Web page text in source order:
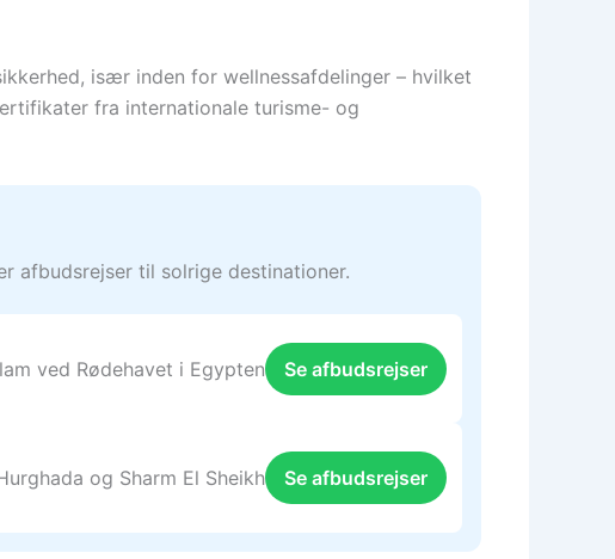
især inden for wellnessafdelinger – hvilket
fra internationale turisme- og
afbudsrejser til solrige destinationer.
ved Rødehavet i Egypten Se afbudsrejser
og Sharm El Sheikh Se afbudsrejser